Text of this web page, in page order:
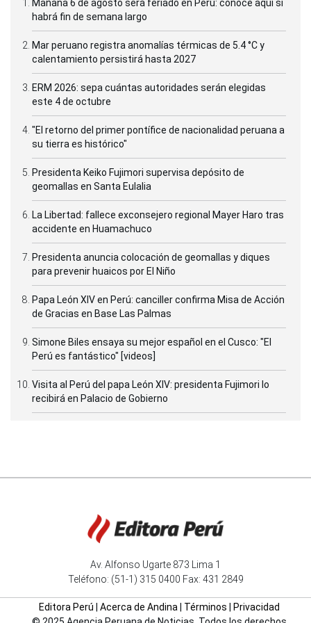
Mañana 6 de agosto será feriado en Perú: conoce aquí si
habrá fin de semana largo
Mar peruano registra anomalías térmicas de 5.4 °C y
calentamiento persistirá hasta 2027
ERM 2026: sepa cuántas autoridades serán elegidas
este 4 de octubre
"El retorno del primer pontífice de nacionalidad peruana a
su tierra es histórico"
Presidenta Keiko Fujimori supervisa depósito de
geomallas en Santa Eulalia
La Libertad: fallece exconsejero regional Mayer Haro tras
accidente en Huamachuco
Presidenta anuncia colocación de geomallas y diques
para prevenir huaicos por El Niño
Papa León XIV en Perú: canciller confirma Misa de Acción
de Gracias en Base Las Palmas
Simone Biles ensaya su mejor español en el Cusco: "El
Perú es fantástico" [videos]
Visita al Perú del papa León XIV: presidenta Fujimori lo
recibirá en Palacio de Gobierno
Av. Alfonso Ugarte 873 Lima 1
Teléfono: (51-1) 315 0400 Fax: 431 2849
Editora Perú Acerca de Andina Términos
Privacidad